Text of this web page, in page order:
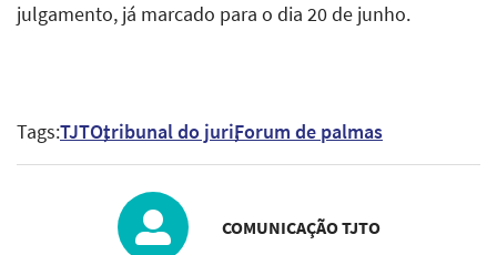
julgamento, já marcado para o dia 20 de junho.
Tags:TJTOtribunal do juriForum de palmas
COMUNICAÇÃO TJTO